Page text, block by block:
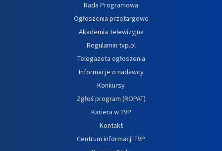
Rada Programowa
Ogłoszenia przetargowe
Akademia Telewizyjna
Regulamin tvp.pl
Telegazeta ogłoszenia
Informacje o nadawcy
Konkursy
Zgłoś program (ROPAT)
Kariera w TVP
Kontakt
Centrum informacji TVP